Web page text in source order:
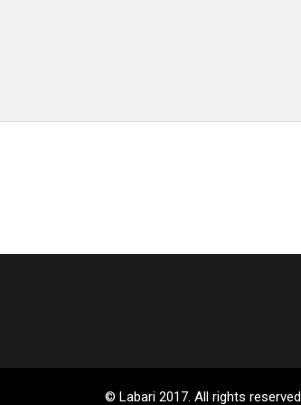
© Labari 2017. All rights reserved